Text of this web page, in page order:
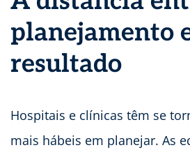
planejamento
resultado
Hospitais e clínicas têm se
mais hábeis em planejar. As